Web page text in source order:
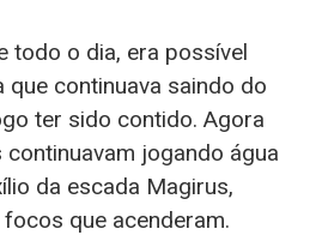
todo o dia, era possível
que continuava saindo do
ter sido contido. Agora
jogando água
da escada Magirus,
que acenderam.